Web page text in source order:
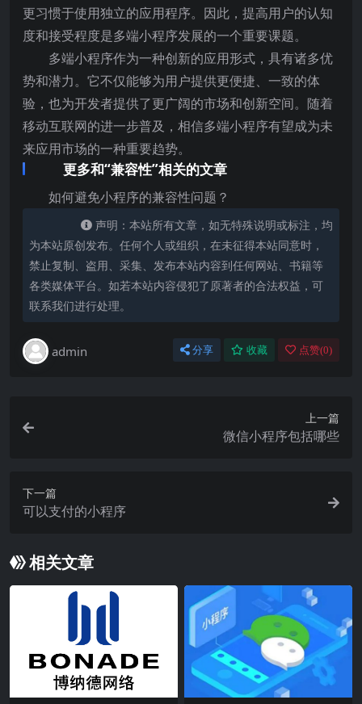
更习惯于使用独立的应用程序。因此，提高用户的认知
度和接受程度是多端小程序发展的一个重要课题。
多端小程序作为一种创新的应用形式，具有诸多优
势和潜力。它不仅能够为用户提供更便捷、一致的体
验，也为开发者提供了更广阔的市场和创新空间。随着
移动互联网的进一步普及，相信多端小程序有望成为未
来应用市场的一种重要趋势。
更多和“兼容性”相关的文章
如何避免小程序的兼容性问题？
声明：本站所有文章，如无特殊说明或标注，均
为本站原创发布。任何个人或组织，在未征得本站同意时，
禁止复制、盗用、采集、发布本站内容到任何网站、书籍等
各类媒体平台。如若本站内容侵犯了原著者的合法权益，可
联系我们进行处理。
admin 分享 收藏 点赞(0)
上一篇
微信小程序包括哪些
下一篇
可以支付的小程序
相关文章